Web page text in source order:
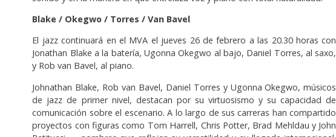
Blake / Okegwo / Torres / Van Bavel
El jazz continuará en el MVA el jueves 26 de febrero a las 20.30 horas con
Jonathan Blake a la batería, Ugonna Okegwo al bajo, Daniel Torres, al saxo,
y Rob van Bavel, al piano.
Johnathan Blake, Rob van Bavel, Daniel Torres y Ugonna Okegwo, músicos
de jazz de primer nivel, destacan por su virtuosismo y su capacidad de
comunicación sobre el escenario. A lo largo de sus carreras han compartido
proyectos con figuras como Tom Harrell, Chris Potter, Brad Mehldau y John